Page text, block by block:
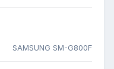
SAMSUNG SM-G800F